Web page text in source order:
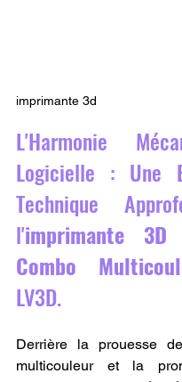
imprimante 3d
L'Harmonie
Logicielle : Une
Technique
l'imprimante
Combo
LV3D.
Derrière la prouesse
multicouleur et la